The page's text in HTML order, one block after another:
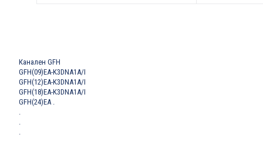
Канален GFH
GFH(09)EA-K3DNA1A/I
GFH(12)EA-K3DNA1A/I
GFH(18)EA-K3DNA1A/I
GFH(24)EA